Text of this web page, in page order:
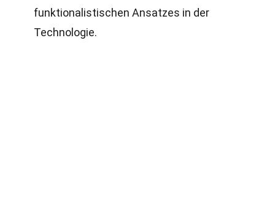
funktionalistischen Ansatzes in der
Technologie.